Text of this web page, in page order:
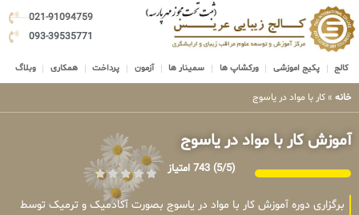
021-91094759
093-39535771
کالج پکیج اموزشی ورکشاپ ها سمینار ها آزمون پرداخت همکاری وبلاگ
خانه » کار با مواد در یاسوج
آموزش کار با مواد در یاسوج
(5/5) 743 امتیاز
برگزاری دوره آموزش کار با مواد در یاسوج بصورت آکادمیک و ترمیک توسط